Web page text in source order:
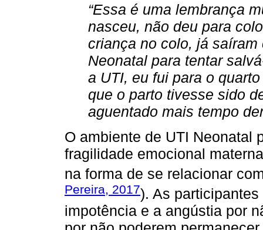
“Essa é uma lembrança
nasceu, não deu para
criança no colo, já
Neonatal para tentar
a UTI, eu fui para o
que o parto tivesse sido
aguentado mais tempo
O ambiente de UTI Neonatal
fragilidade emocional
na forma de se relacionar
Pereira, 2017). As
impotência e a angústia por